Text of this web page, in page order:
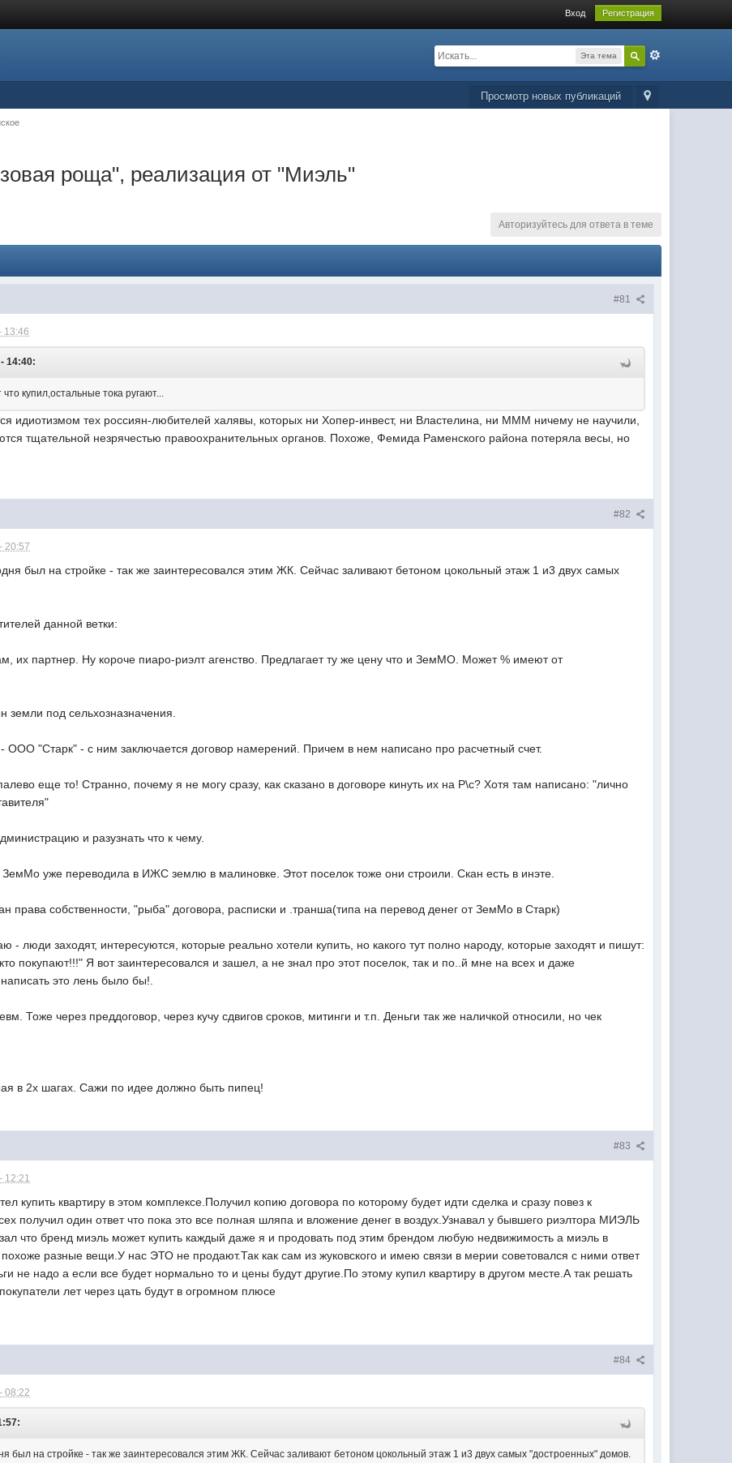
Вход Регистрация
Эта тема
Просмотр новых публикаций
роща", реализация от "Миэль"
Авторизуйтесь для ответа в теме
#81
13:46
14:40:
купил,остальные тока ругают...
идиотизмом тех россиян-любителей халявы, которых ни Хопер-инвест, ни Властелина, ни МММ ничему не научили,
тщательной незрячестью правоохранительных органов. Похоже, Фемида Раменского района потеряла весы, но
#82
20:57
был на стройке - так же заинтересовался этим ЖК. Сейчас заливают бетоном цокольный этаж 1 и3 двух самых
данной ветки:
их партнер. Ну короче пиаро-риэлт агенство. Предлагает ту же цену что и ЗемМО. Может % имеют от
земли под сельхозназначения.
- ООО "Старк" - с ним заключается договор намерений. Причем в нем написано про расчетный счет.
еще то! Странно, почему я не могу сразу, как сказано в договоре кинуть их на Р\с? Хотя там написано: "лично
и разузнать что к чему.
уже переводила в ИЖС землю в малиновке. Этот поселок тоже они строили. Скан есть в инэте.
права собственности, "рыба" договора, расписки и .транша(типа на перевод денег от ЗемМо в Старк)
люди заходят, интересуются, которые реально хотели купить, но какого тут полно народу, которые заходят и пишут:
покупают!!!" Я вот заинтересовался и зашел, а не знал про этот поселок, так и по..й мне на всех и даже
это лень было бы!.
Тоже через преддоговор, через кучу сдвигов сроков, митинги и т.п. Деньги так же наличкой относили, но чек
в 2х шагах. Сажи по идее должно быть пипец!
#83
12:21
купить квартиру в этом комплексе.Получил копию договора по которому будет идти сделка и сразу повез к
получил один ответ что пока это все полная шляпа и вложение денег в воздух.Узнавал у бывшего риэлтора МИЭЛЬ
что бренд миэль может купить каждый даже я и продовать под этим брендом любую недвижимость а миэль в
разные вещи.У нас ЭТО не продают.Так как сам из жуковского и имею связи в мерии советовался с ними ответ
не надо а если все будет нормально то и цены будут другие.По этому купил квартиру в другом месте.А так решать
лет через цать будут в огромном плюсе
#84
08:22
был на стройке - так же заинтересовался этим ЖК. Сейчас заливают бетоном цокольный этаж 1 и3 двух самых "достроенных" домов.